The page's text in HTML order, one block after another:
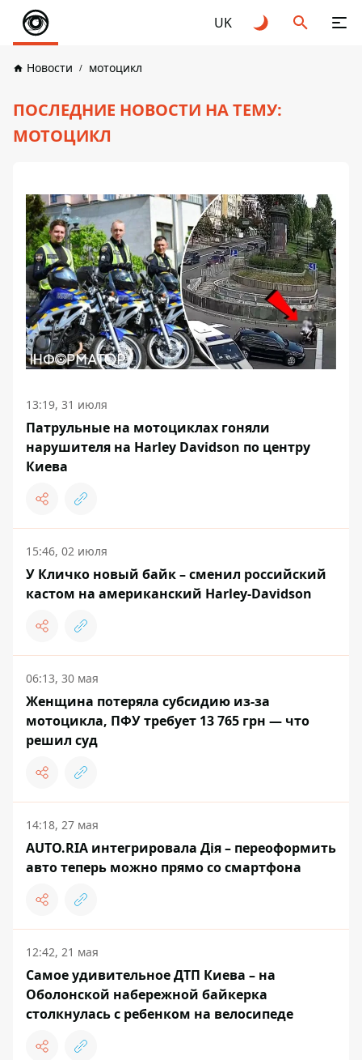
UK
Новости мотоцикл
ПОСЛЕДНИЕ НОВОСТИ НА ТЕМУ:
МОТОЦИКЛ
13:19, 31 июля
Патрульные на мотоциклах гоняли
нарушителя на Harley Davidson по центру
Киева
15:46, 02 июля
У Кличко новый байк – сменил российский
кастом на американский Harley-Davidson
06:13, 30 мая
Женщина потеряла субсидию из-за
мотоцикла, ПФУ требует 13 765 грн — что
решил суд
14:18, 27 мая
AUTO.RIA интегрировала Дія – переоформить
авто теперь можно прямо со смартфона
12:42, 21 мая
Самое удивительное ДТП Киева – на
Оболонской набережной байкерка
столкнулась с ребенком на велосипеде